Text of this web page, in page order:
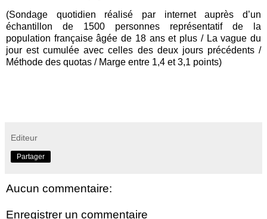
(Sondage quotidien réalisé par internet auprès d’un
échantillon de 1500 personnes représentatif de la
population française âgée de 18 ans et plus / La vague du
jour est cumulée avec celles des deux jours précédents /
Méthode des quotas / Marge entre 1,4 et 3,1 points)
Editeur
Partager
Aucun commentaire:
Enregistrer un commentaire